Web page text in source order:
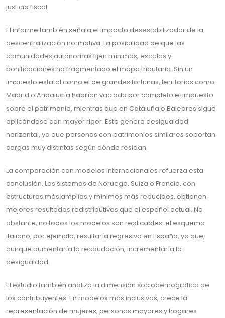
justicia fiscal.
El informe también señala el impacto desestabilizador de la
descentralización normativa. La posibilidad de que las
comunidades autónomas fijen mínimos, escalas y
bonificaciones ha fragmentado el mapa tributario. Sin un
impuesto estatal como el de grandes fortunas, territorios como
Madrid o Andalucía habrían vaciado por completo el impuesto
sobre el patrimonio, mientras que en Cataluña o Baleares sigue
aplicándose con mayor rigor. Esto genera desigualdad
horizontal, ya que personas con patrimonios similares soportan
cargas muy distintas según dónde residan.
La comparación con modelos internacionales refuerza esta
conclusión. Los sistemas de Noruega, Suiza o Francia, con
estructuras más amplias y mínimos más reducidos, obtienen
mejores resultados redistributivos que el español actual. No
obstante, no todos los modelos son replicables: el esquema
italiano, por ejemplo, resultaría regresivo en España, ya que,
aunque aumentaría la recaudación, incrementaría la
desigualdad.
El estudio también analiza la dimensión sociodemográfica de
los contribuyentes. En modelos más inclusivos, crece la
representación de mujeres, personas mayores y hogares